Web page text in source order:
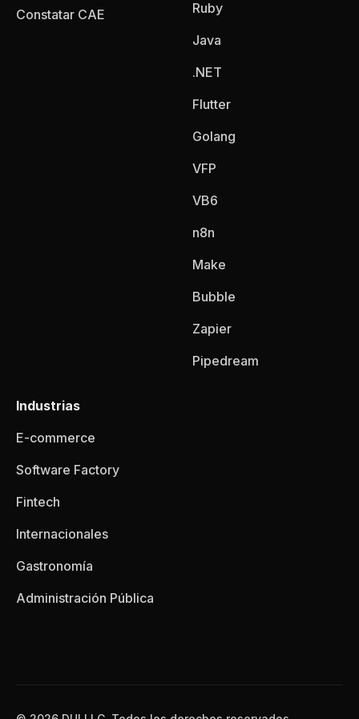
Constatar CAE
Ruby
Java
.NET
Flutter
Golang
VFP
VB6
n8n
Make
Bubble
Zapier
Pipedream
Industrias
E-commerce
Software Factory
Fintech
Internacionales
Gastronomía
Administración Pública